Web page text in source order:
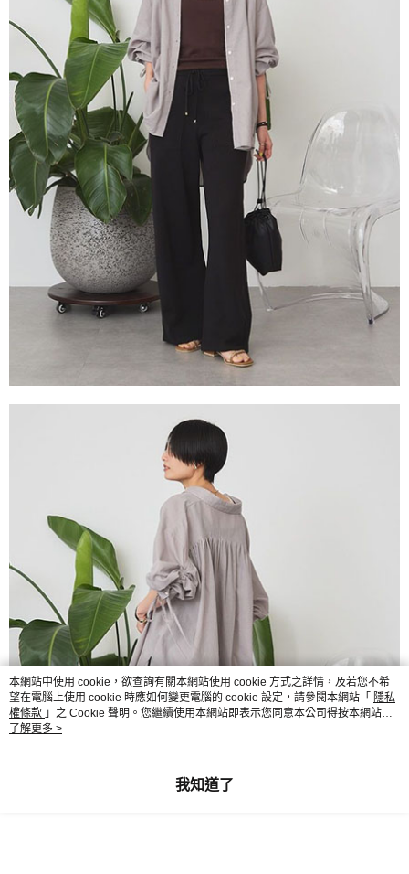
本網站中使用 cookie，欲查詢有關本網站使用 cookie 方式之詳情，及若您不希
望在電腦上使用 cookie 時應如何變更電腦的 cookie 設定，請參閱本網站「 隱私
權條款 」之 Cookie 聲明。您繼續使用本網站即表示您同意本公司得按本網站使
用條款之 Cookie 聲明使用 cookie。
了解更多 >
我知道了